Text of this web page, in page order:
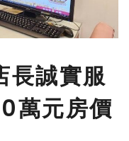
長誠實服
萬元房價